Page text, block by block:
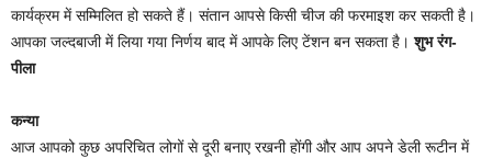
कार्यक्रम में सम्मिलित हो सकते हैं। संतान आपसे किसी चीज की फरमाइश कर सकती है।
आपका जल्दबाजी में लिया गया निर्णय बाद में आपके लिए टेंशन बन सकता है।शुभ रंग-
पीला
कन्या
आज आपको कुछ अपरिचित लोगों से दूरी बनाए रखनी होंगी और आप अपने डेली रूटीन में